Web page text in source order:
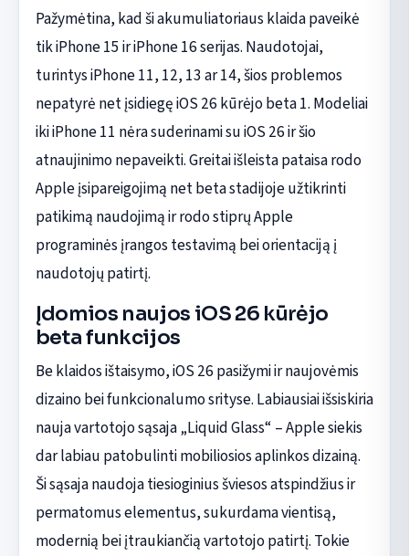
Pažymėtina, kad ši akumuliatoriaus klaida paveikė
tik iPhone 15 ir iPhone 16 serijas. Naudotojai,
turintys iPhone 11, 12, 13 ar 14, šios problemos
nepatyrė net įsidiegę iOS 26 kūrėjo beta 1. Modeliai
iki iPhone 11 nėra suderinami su iOS 26 ir šio
atnaujinimo nepaveikti. Greitai išleista pataisa rodo
Apple įsipareigojimą net beta stadijoje užtikrinti
patikimą naudojimą ir rodo stiprų Apple
programinės įrangos testavimą bei orientaciją į
naudotojų patirtį.
Įdomios naujos iOS 26 kūrėjo
beta funkcijos
Be klaidos ištaisymo, iOS 26 pasižymi ir naujovėmis
dizaino bei funkcionalumo srityse. Labiausiai išsiskiria
nauja vartotojo sąsaja „Liquid Glass“ – Apple siekis
dar labiau patobulinti mobiliosios aplinkos dizainą.
Ši sąsaja naudoja tiesioginius šviesos atspindžius ir
permatomus elementus, sukurdama vientisą,
modernią bei įtraukiančią vartotojo patirtį. Tokie